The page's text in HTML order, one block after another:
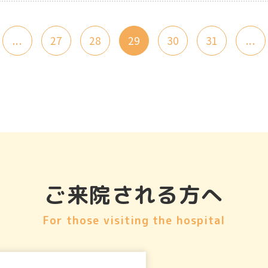
... 27 28 29 30 31 ...
ご来院される方へ
For those visiting the hospital